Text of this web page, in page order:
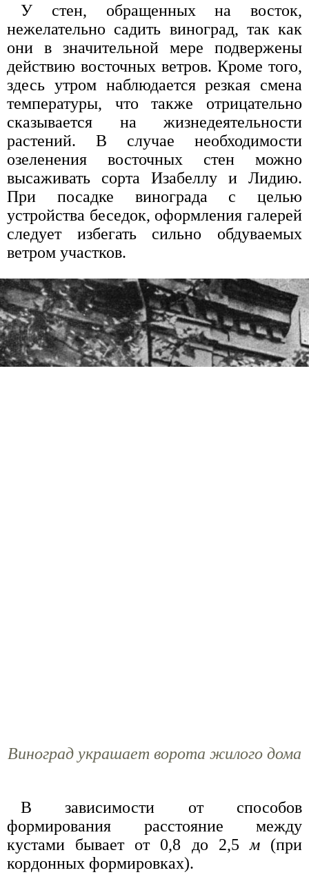
У стен, обращенных на восток,
нежелательно садить виноград, так как
они в значительной мере подвержены
действию восточных ветров. Кроме того,
здесь утром наблюдается резкая смена
температуры, что также отрицательно
сказывается на жизнедеятельности
растений. В случае необходимости
озеленения восточных стен можно
высаживать сорта Изабеллу и Лидию.
При посадке винограда с целью
устройства беседок, оформления галерей
следует избегать сильно обдуваемых
ветром участков.
Виноград украшает ворота жилого дома
В зависимости от способов
формирования расстояние между
кустами бывает от 0,8 до 2,5м(при
кордонных формировках).